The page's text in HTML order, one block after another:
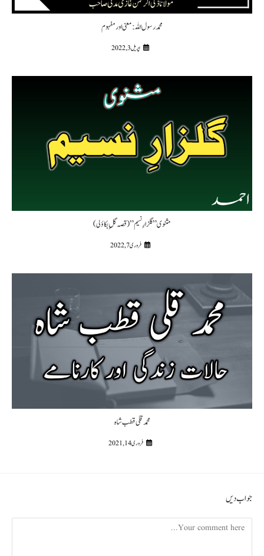
محمد رسول اللہ: معنی اور مفہوم
اپریل 3, 2022
مثنوی” گلزارِنسیم” (قصہ گلِ بکاؤلی)
فروری 7, 2022
محمد قلی قطب شاہ
فروری 14, 2021
جواب دیں